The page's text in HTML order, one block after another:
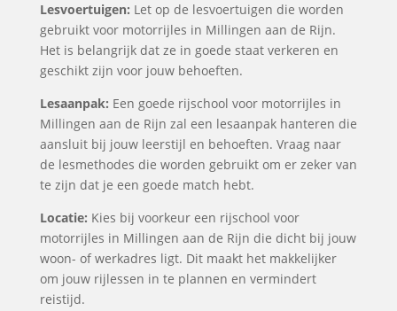
Lesvoertuigen: Let op de lesvoertuigen die worden
gebruikt voor motorrijles in Millingen aan de Rijn.
Het is belangrijk dat ze in goede staat verkeren en
geschikt zijn voor jouw behoeften.
Lesaanpak: Een goede rijschool voor motorrijles in
Millingen aan de Rijn zal een lesaanpak hanteren die
aansluit bij jouw leerstijl en behoeften. Vraag naar
de lesmethodes die worden gebruikt om er zeker van
te zijn dat je een goede match hebt.
Locatie: Kies bij voorkeur een rijschool voor
motorrijles in Millingen aan de Rijn die dicht bij jouw
woon- of werkadres ligt. Dit maakt het makkelijker
om jouw rijlessen in te plannen en vermindert
reistijd.